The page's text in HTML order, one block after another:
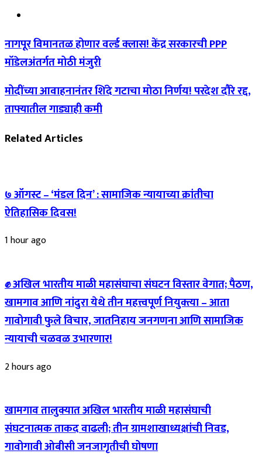
नागपूर विमानतळ होणार वर्ल्ड क्लास! केंद्र सरकारची PPP
मॉडेलअंतर्गत मोठी मंजुरी
मोदींच्या आवाहनानंतर शिंदे गटाचा मोठा निर्णय! परदेश दौरे रद्द,
ताफ्यातील गाड्याही कमी
Related Articles
७ ऑगस्ट – ‘मंडल दिन’ : सामाजिक न्यायाच्या क्रांतीचा
ऐतिहासिक दिवस!
1 hour ago
✊ अखिल भारतीय माळी महासंघाचा संघटन विस्तार वेगात; पैठण,
खामगाव आणि नांदुरा येथे तीन महत्त्वपूर्ण नियुक्त्या – आता
गावोगावी फुले विचार, जातनिहाय जनगणना आणि सामाजिक
न्यायाची चळवळ उभारणार!
2 hours ago
खामगाव तालुक्यात अखिल भारतीय माळी महासंघाची
संघटनात्मक ताकद वाढली; तीन ग्रामशाखाध्यक्षांची निवड,
गावोगावी ओबीसी जनजागृतीची घोषणा